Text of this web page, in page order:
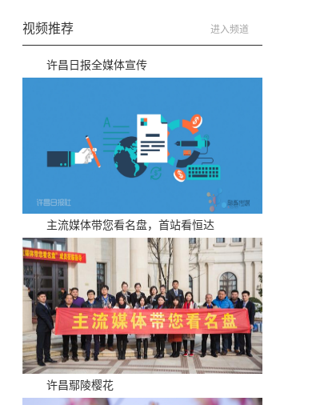
视频推荐 进入频道
许昌日报全媒体宣传
主流媒体带您看名盘，首站看恒达
许昌鄢陵樱花